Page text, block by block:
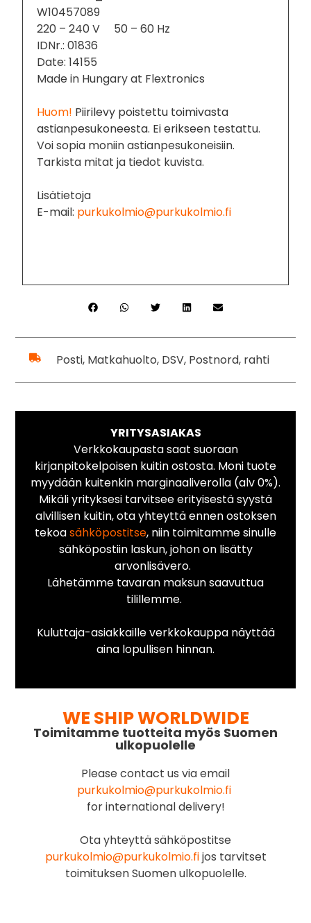
W10457089
220 – 240 V 50 – 60 Hz
IDNr.: 01836
Date: 14155
Made in Hungary at Flextronics
Huom! Piirilevy poistettu toimivasta
astianpesukoneesta. Ei erikseen testattu.
Voi sopia moniin astianpesukoneisiin.
Tarkista mitat ja tiedot kuvista.
Lisätietoja
E-mail: purkukolmio@purkukolmio.fi
Posti, Matkahuolto, DSV, Postnord, rahti
YRITYSASIAKAS
Verkkokaupasta saat suoraan
kirjanpitokelpoisen kuitin ostosta. Moni tuote
myydään kuitenkin marginaaliverolla (alv 0%).
Mikäli yrityksesi tarvitsee erityisestä syystä
alvillisen kuitin, ota yhteyttä ennen ostoksen
tekoasähköpostitse, niin toimitamme sinulle
sähköpostiin laskun, johon on lisätty
arvonlisävero.
Lähetämme tavaran maksun saavuttua
tilillemme.
Kuluttaja-asiakkaille verkkokauppa näyttää
aina lopullisen hinnan.
WE SHIP WORLDWIDE
Toimitamme tuotteita myös Suomen
ulkopuolelle
Please contact us via email
purkukolmio@purkukolmio.fi
for international delivery!
Ota yhteyttä sähköpostitse
purkukolmio@purkukolmio.fijos tarvitset
toimituksen Suomen ulkopuolelle.